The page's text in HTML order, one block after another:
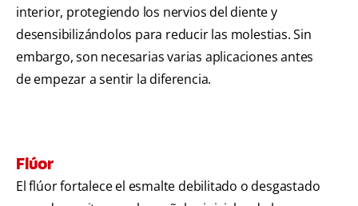
interior, protegiendo los nervios del diente y
desensibilizándolos para reducir las molestias. Sin
embargo, son necesarias varias aplicaciones antes
de empezar a sentir la diferencia.
Flúor
El flúor fortalece el esmalte debilitado o desgastado